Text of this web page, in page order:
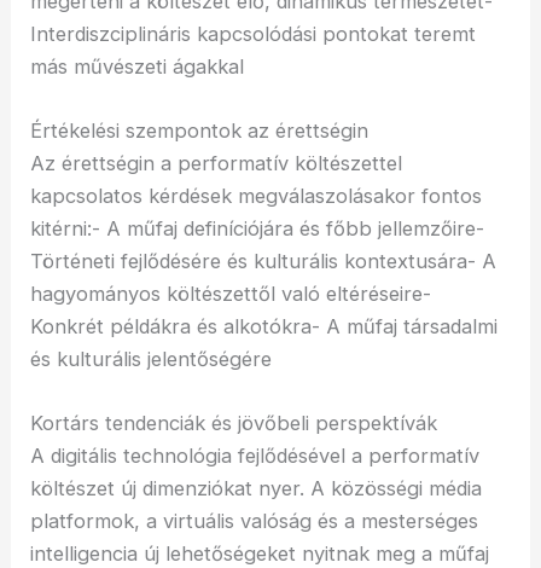
Interdiszciplináris kapcsolódási pontokat teremt
más művészeti ágakkal
Értékelési szempontok az érettségin
Az érettségin a performatív költészettel
kapcsolatos kérdések megválaszolásakor fontos
kitérni:- A műfaj definíciójára és főbb jellemzőire-
Történeti fejlődésére és kulturális kontextusára- A
hagyományos költészettől való eltéréseire-
Konkrét példákra és alkotókra- A műfaj társadalmi
és kulturális jelentőségére
Kortárs tendenciák és jövőbeli perspektívák
A digitális technológia fejlődésével a performatív
költészet új dimenziókat nyer. A közösségi média
platformok, a virtuális valóság és a mesterséges
intelligencia új lehetőségeket nyitnak meg a műfaj